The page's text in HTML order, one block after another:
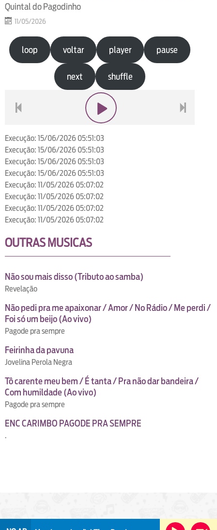
Quintal do Pagodinho
11/05/2026
loop voltar player pause
next shuffle
Execução: 15/06/2026 05:51:03
Execução: 15/06/2026 05:51:03
Execução: 15/06/2026 05:51:03
Execução: 15/06/2026 05:51:03
Execução: 11/05/2026 05:07:02
Execução: 11/05/2026 05:07:02
Execução: 11/05/2026 05:07:02
Execução: 11/05/2026 05:07:02
OUTRAS MUSICAS
Não sou mais disso (Tributo ao samba)
Revelação
Não pedi pra me apaixonar / Amor / No Rádio / Me perdi /
Foi só um beijo (Ao vivo)
Pagode pra sempre
Feirinha da pavuna
Jovelina Perola Negra
Tô carente meu bem / É tanta / Pra não dar bandeira /
Com humildade (Ao vivo)
Pagode pra sempre
ENC CARIMBO PAGODE PRA SEMPRE
.